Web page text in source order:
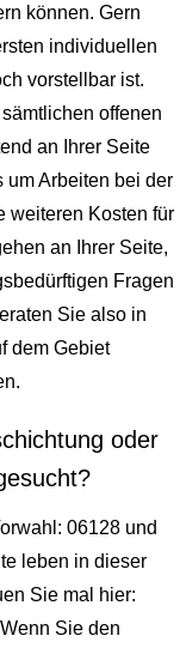
können. Gern
individuellen
vorstellbar ist.
offenen
an Ihrer Seite
um Arbeiten bei der
weiteren Kosten für
an Ihrer Seite,
Fragen
Sie also in
dem Gebiet
oder
06128 und
leben in dieser
Sie mal hier:
Sie den